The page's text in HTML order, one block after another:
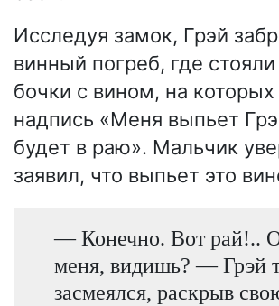
Исследуя замок, Грэй
винный погреб, где
бочки с вином, на
надпись «Меня выпьет
будет в раю». Мальчик
заявил, что выпьет это
— Конечно. Вот рай!..
меня, видишь? — Грэй
засмеялся, раскрыв